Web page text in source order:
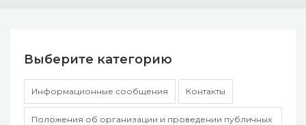
Выберите категорию
Информационные сообщения Контакты
Положения об организации и проведении публичных